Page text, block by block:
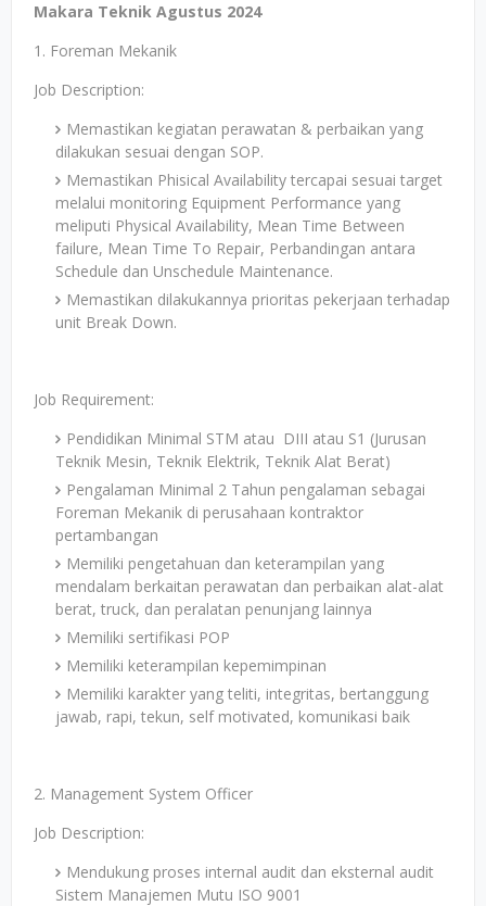
Makara Teknik Agustus 2024
1. Foreman Mekanik
Job Description:
Memastikan kegiatan perawatan & perbaikan yang
dilakukan sesuai dengan SOP.
Memastikan Phisical Availability tercapai sesuai target
melalui monitoring Equipment Performance yang
meliputi Physical Availability, Mean Time Between
failure, Mean Time To Repair, Perbandingan antara
Schedule dan Unschedule Maintenance.
Memastikan dilakukannya prioritas pekerjaan terhadap
unit Break Down.
Job Requirement:
Pendidikan Minimal STM atau DIII atau S1 (Jurusan
Teknik Mesin, Teknik Elektrik, Teknik Alat Berat)
Pengalaman Minimal 2 Tahun pengalaman sebagai
Foreman Mekanik di perusahaan kontraktor
pertambangan
Memiliki pengetahuan dan keterampilan yang
mendalam berkaitan perawatan dan perbaikan alat-alat
berat, truck, dan peralatan penunjang lainnya
Memiliki sertifikasi POP
Memiliki keterampilan kepemimpinan
Memiliki karakter yang teliti, integritas, bertanggung
jawab, rapi, tekun, self motivated, komunikasi baik
2. Management System Officer
Job Description:
Mendukung proses internal audit dan eksternal audit
Sistem Manajemen Mutu ISO 9001